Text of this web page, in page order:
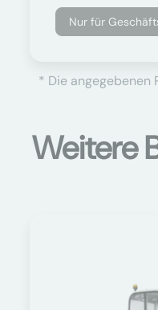
Nur für
* Die angegebenen
Weitere